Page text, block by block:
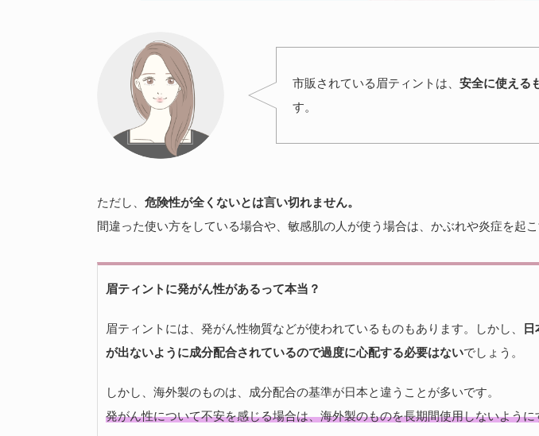
市販されている眉ティントは、 安全に使える
す。
ただし、 危険性が全くないとは言い切れません。
間違った使い方をしている場合や、敏感肌の人が使う場合は、かぶれや炎症を起こ
眉ティントに発がん性があるって本当？
眉ティントには、発がん性物質などが使われているものもあります。しかし、
が出ないように成分配合されているので過度に心配する必要はないでしょう。
しかし、海外製のものは、成分配合の基準が日本と違うことが多いです。
発がん性について不安を感じる場合は、海外製のものを長期間使用しないよう